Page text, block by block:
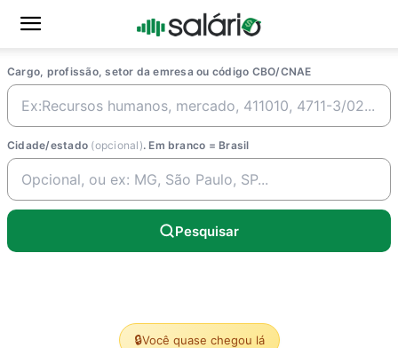
Cargo, profissão, setor da emresa ou código CBO/CNAE
Cidade/estado (opcional). Em branco = Brasil
Pesquisar
🔒Você quase chegou lá